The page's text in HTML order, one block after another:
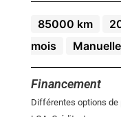
85000 km
mois
Manuelle
Financement
Différentes options de